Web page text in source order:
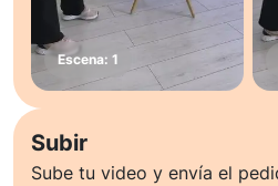
Subir
Sube tu video y envía el